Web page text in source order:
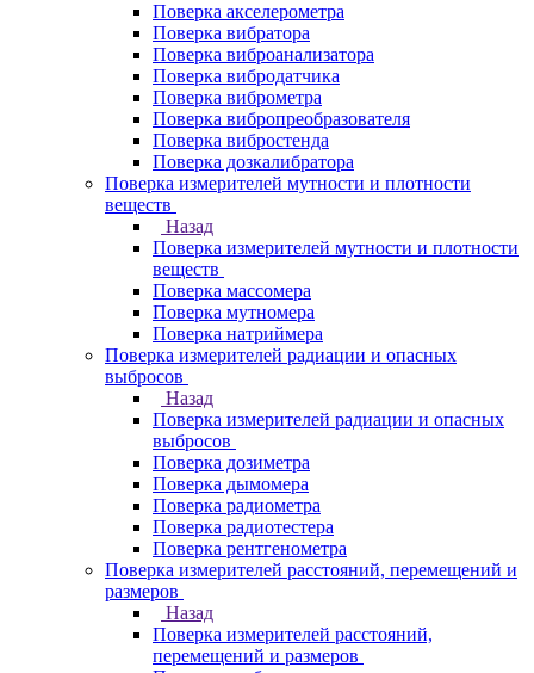
Поверка акселерометра
Поверка вибратора
Поверка виброанализатора
Поверка вибродатчика
Поверка виброметра
Поверка вибропреобразователя
Поверка вибростенда
Поверка дозкалибратора
Поверка измерителей мутности и плотности
веществ
Назад
Поверка измерителей мутности и плотности
веществ
Поверка массомера
Поверка мутномера
Поверка натриймера
Поверка измерителей радиации и опасных
выбросов
Назад
Поверка измерителей радиации и опасных
выбросов
Поверка дозиметра
Поверка дымомера
Поверка радиометра
Поверка радиотестера
Поверка рентгенометра
Поверка измерителей расстояний, перемещений и
размеров
Назад
Поверка измерителей расстояний,
перемещений и размеров